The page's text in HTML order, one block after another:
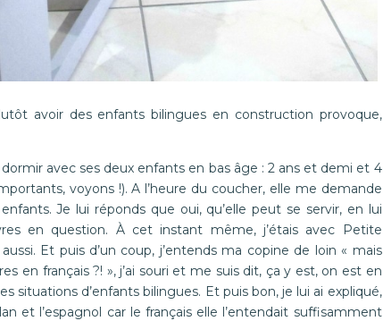
avoir des enfants bilingues en construction provoque,
avec ses deux enfants en bas âge : 2 ans et demi et 4
voyons !). A l’heure du coucher, elle me demande
Je lui réponds que oui, qu’elle peut se servir, en lui
en question. À cet instant même, j’étais avec Petite
Et puis d’un coup, j’entends ma copine de loin « mais
en français ?! », j’ai souri et me suis dit, ça y est, on est en
situations d’enfants bilingues. Et puis bon, je lui ai expliqué,
et l’espagnol car le français elle l’entendait suffisamment